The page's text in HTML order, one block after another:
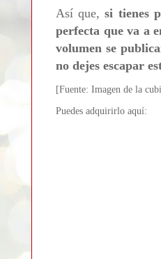
Así que,si tienes
perfecta que va a
volumen se
no dejes escapar
[Fuente: Imagen de la
Puedes adquirirlo aquí: